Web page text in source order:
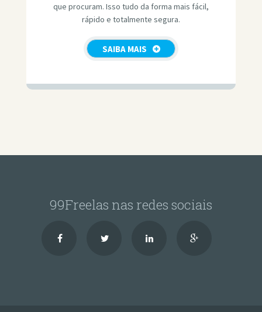
que procuram. Isso tudo da forma mais fácil,
rápido e totalmente segura.
SAIBA MAIS
99Freelas nas redes sociais